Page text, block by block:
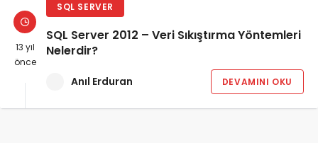
13 yıl
önce
SQL SERVER
SQL Server 2012 – Veri Sıkıştırma Yöntemleri
Nelerdir?
Anıl Erduran DEVAMINI OKU